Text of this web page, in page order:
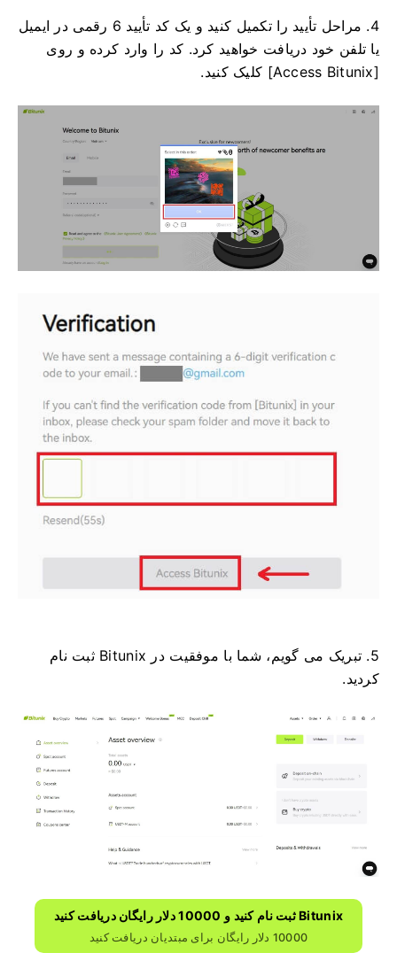
4. مراحل تأیید را تکمیل کنید و یک کد تأیید 6 رقمی در ایمیل
یا تلفن خود دریافت خواهید کرد. کد را وارد کرده و روی
[Access Bitunix] کلیک کنید.
5. تبریک می گویم، شما با موفقیت در Bitunix ثبت نام
کردید.
Bitunix ثبت نام کنید و 10000 دلار رایگان دریافت کنید
10000 دلار رایگان برای مبتدیان دریافت کنید